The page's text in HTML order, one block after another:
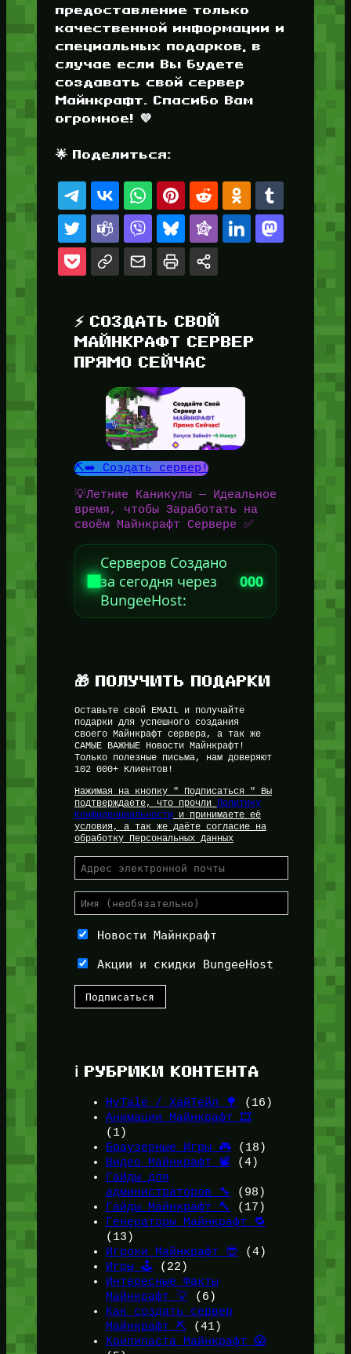
предоставление только
качественной информации и
специальных подарков, в
случае если Вы будете
создавать свой сервер
Майнкрафт. Спасибо Вам
огромное! 💜
🌟 Поделиться:
⚡ СОЗДАТЬ СВОЙ
МАЙНКРАФТ СЕРВЕР
ПРЯМО СЕЙЧАС
⛏️➡️ Создать сервер!
💡Летние Каникулы — Идеальное
время, чтобы Заработать на
своём Майнкрафт Сервере ✅
Серверов Создано
за сегодня через
BungeeHost:
000
🎁 ПОЛУЧИТЬ ПОДАРКИ
Оставьте свой EMAIL и получайте
подарки для успешного создания
своего Майнкрафт сервера, а так же
САМЫЕ ВАЖНЫЕ Новости Майнкрафт!
Только полезные письма, нам доверяют
102 000+ Клиентов!
Нажимая на кнопку " Подписаться " Вы
подтверждаете, что прочли
Политику
Конфиденциальностии принимаете её
условия, а так же даёте согласие на
обработку Персональных Данных
Новости Майнкрафт
Акции и скидки BungeeHost
ℹ️ РУБРИКИ КОНТЕНТА
HyTale / ХайТейл 🌳
(16)
Анимации Майнкрафт 🎞️
(1)
Браузерные Игры 🎮(18)
Видео Майнкрафт 📽️ (4)
Гайды для
администраторов 🔧
(98)
Гайды Майнкрафт 🔨
(17)
Генераторы Майнкрафт 🔁
(13)
Игроки Майнкрафт 😎 (4)
Игры 🕹️ (22)
Интересные Факты
Майнкрафт 💡(6)
Как создать сервер
Майнкрафт ⛏️ (41)
Крипипаста Майнкрафт 😱